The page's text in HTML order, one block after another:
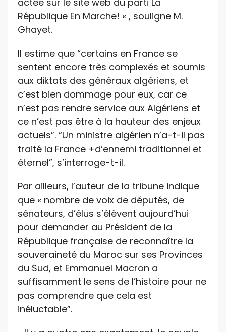
République En Marche! « , souligne M.
Ghayet.
Il estime que “certains en France se
sentent encore très complexés et soumis
aux diktats des généraux algériens, et
c’est bien dommage pour eux, car ce
n’est pas rendre service aux Algériens et
ce n’est pas être à la hauteur des enjeux
actuels”. “Un ministre algérien n’a-t-il pas
traité la France +d’ennemi traditionnel et
éternel”, s’interroge-t-il.
Par ailleurs, l’auteur de la tribune indique
que « nombre de voix de députés, de
sénateurs, d’élus s’élèvent aujourd’hui
pour demander au Président de la
République française de reconnaître la
souveraineté du Maroc sur ses Provinces
du Sud, et Emmanuel Macron a
suffisamment le sens de l’histoire pour ne
pas comprendre que cela est
inéluctable”.